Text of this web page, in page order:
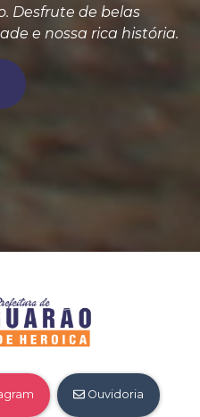
Desfrute de belas
e nossa rica história.
Ouvidoria